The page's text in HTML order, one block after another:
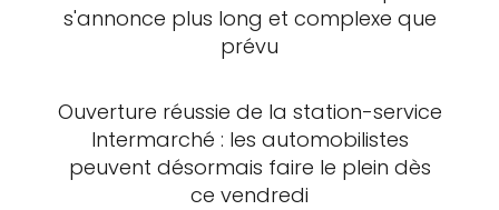
s'annonce plus long et complexe que
prévu
Ouverture réussie de la station-service
Intermarché : les automobilistes
peuvent désormais faire le plein dès
ce vendredi